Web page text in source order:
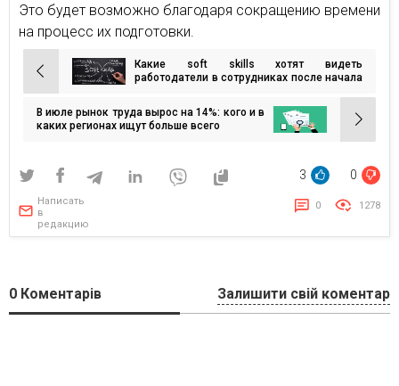
Это будет возможно благодаря сокращению времени
на процесс их подготовки.
Навигация
по
записям
Какие soft skills хотят видеть
работодатели в сотрудниках после начала
В июле рынок труда вырос на 14%: кого и в
каких регионах ищут больше всего
3 0
Написать
в
редакцию
0 1278
0 Коментарів Залишити свій коментар